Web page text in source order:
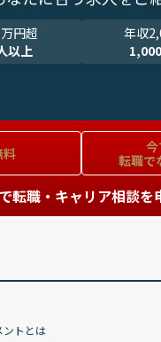
円超
以上
年収
料
転職で
転職・キャリア相談を
ントとは